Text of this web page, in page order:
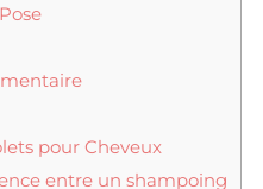
pour Cheveux
entre un shampoing